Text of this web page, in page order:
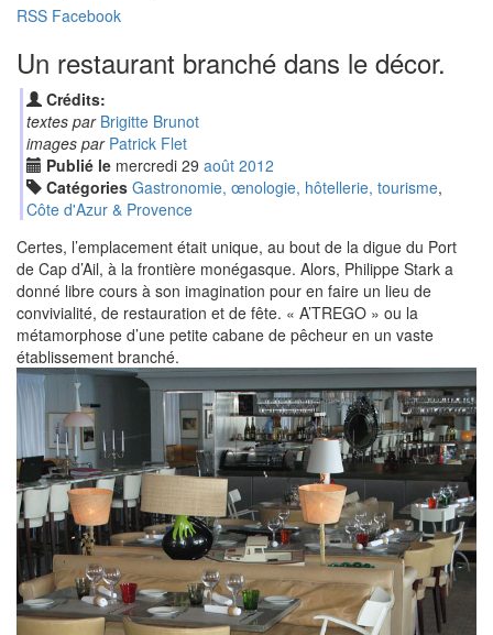
RSS Facebook
Un restaurant branché dans le décor.
Crédits:
textes par Brigitte Brunot
images par Patrick Flet
Publié le mercredi 29 août 2012
Catégories Gastronomie, œnologie, hôtellerie, tourisme,
Côte d'Azur & Provence
Certes, l’emplacement était unique, au bout de la digue du Port
de Cap d’Ail, à la frontière monégasque. Alors, Philippe Stark a
donné libre cours à son imagination pour en faire un lieu de
convivialité, de restauration et de fête. « A’TREGO » ou la
métamorphose d’une petite cabane de pêcheur en un vaste
établissement branché.